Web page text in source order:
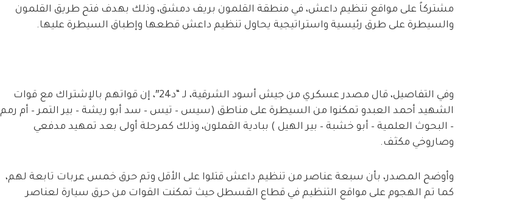
مشتركاً على مواقع تنظيم داعش، في منطقة القلمون بريف دمشق، وذلك بهدف فتح طريق القلمون
والسيطرة على طرق رئيسية واستراتيجية يحاول تنظيم داعش قطعها وإطباق السيطرة عليها.
وفي التفاصيل، قال مصدر عسكري من جيش أسود الشرقية، لـ “د24″، إن قواتهم بالإشتراك مع قوات
الشهيد أحمد العبدو تمكنوا من السيطرة على مناطق (سيس – تيس – سد أبو ريشة – بير التمر – أم رمم
– البحوث العلمية – أبو خشبة – بير الهيل ) ببادية القملون، وذلك كمرحلة أولى بعد تمهيد مدفعي
وصاروخي مكثف.
وأوضح المصدر، بأن سبعة عناصر من تنظيم داعش قتلوا على الأقل وتم حرق خمس عربات تابعة لهم،
كما تم الهجوم على مواقع التنظيم في قطاع القسطل حيث تمكنت القوات من حرق سيارة لعناصر